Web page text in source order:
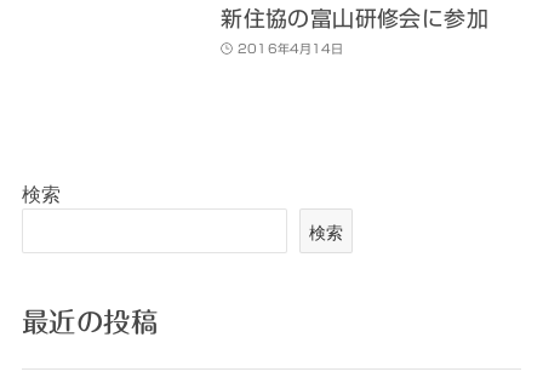
新住協の富山研修会に参加
2016年4月14日
検索
検索
最近の投稿